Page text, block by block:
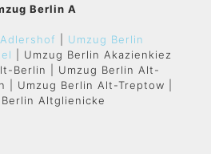
Berlin A
Umzug Berlin
| Umzug Berlin Akazienkiez
Berlin | Umzug Berlin Alt-
| Umzug Berlin Alt-Treptow |
Berlin Altglienicke